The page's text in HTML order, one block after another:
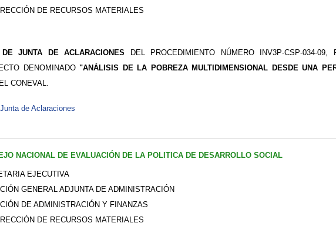
DE RECURSOS MATERIALES
JUNTA DE ACLARACIONES DEL PROCEDIMIENTO NÚMERO INV3P-CSP-034-09,
DENOMINADO"ANÁLISIS DE LA POBREZA MULTIDIMENSIONAL DESDE UNA
CONEVAL.
Junta de Aclaraciones
NACIONAL DE EVALUACIÓN DE LA POLITICA DE DESARROLLO SOCIAL
EJECUTIVA
GENERAL ADJUNTA DE ADMINISTRACIÓN
DE ADMINISTRACIÓN Y FINANZAS
DE RECURSOS MATERIALES